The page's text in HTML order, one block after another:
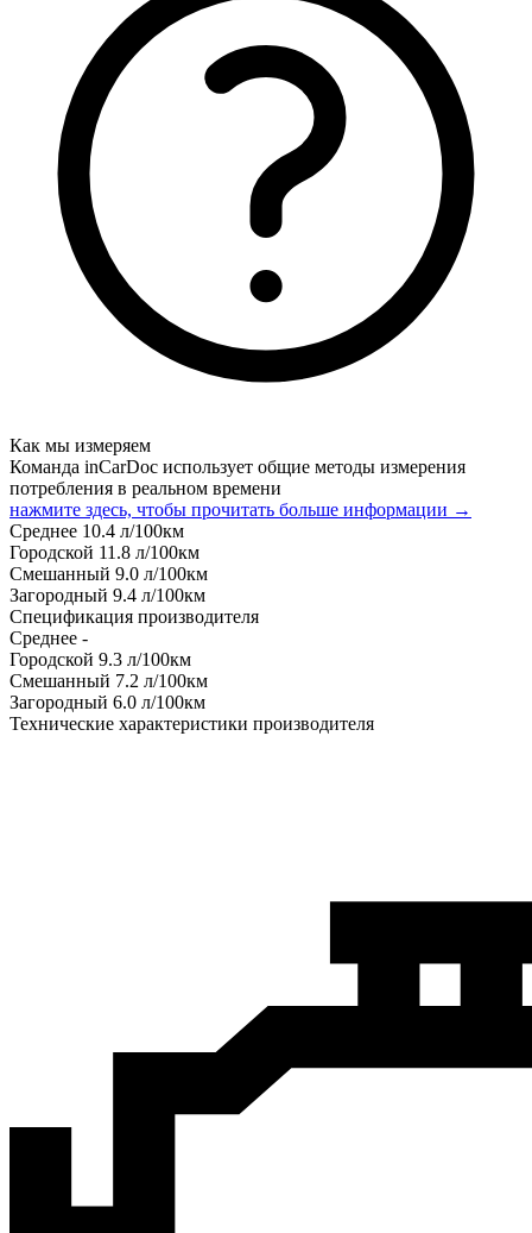
Как мы измеряем
Команда inCarDoc использует общие методы измерения
потребления в реальном времени
нажмите здесь, чтобы прочитать больше информации →
Среднее 10.4 л/100км
Городской 11.8 л/100км
Смешанный 9.0 л/100км
Загородный 9.4 л/100км
Спецификация производителя
Среднее -
Городской 9.3 л/100км
Смешанный 7.2 л/100км
Загородный 6.0 л/100км
Технические характеристики производителя